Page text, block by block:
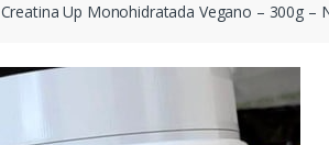
Creatina Up Monohidratada Vegano – 300g –